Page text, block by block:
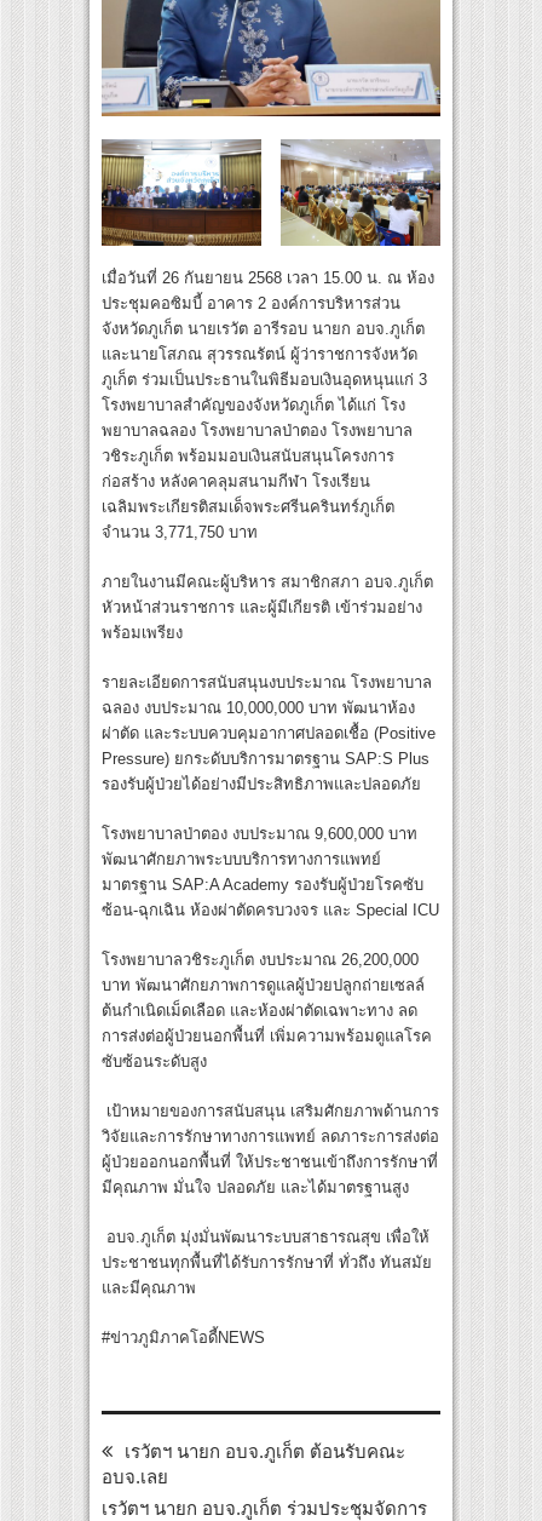
เมื่อวันที่ 26 กันยายน 2568 เวลา 15.00 น. ณ ห้อง
ประชุมคอซิมบี้ อาคาร 2 องค์การบริหารส่วน
จังหวัดภูเก็ต นายเรวัต อารีรอบ นายก อบจ.ภูเก็ต
และนายโสภณ สุวรรณรัตน์ ผู้ว่าราชการจังหวัด
ภูเก็ต ร่วมเป็นประธานในพิธีมอบเงินอุดหนุนแก่ 3
โรงพยาบาลสำคัญของจังหวัดภูเก็ต ได้แก่ โรง
พยาบาลฉลอง โรงพยาบาลป่าตอง โรงพยาบาล
วชิระภูเก็ต พร้อมมอบเงินสนับสนุนโครงการ
ก่อสร้าง หลังคาคลุมสนามกีฬา โรงเรียน
เฉลิมพระเกียรติสมเด็จพระศรีนครินทร์ภูเก็ต
จำนวน 3,771,750 บาท
ภายในงานมีคณะผู้บริหาร สมาชิกสภา อบจ.ภูเก็ต
หัวหน้าส่วนราชการ และผู้มีเกียรติ เข้าร่วมอย่าง
พร้อมเพรียง
รายละเอียดการสนับสนุนงบประมาณ โรงพยาบาล
ฉลอง งบประมาณ 10,000,000 บาท พัฒนาห้อง
ผ่าตัด และระบบควบคุมอากาศปลอดเชื้อ (Positive
Pressure) ยกระดับบริการมาตรฐาน SAP:S Plus
รองรับผู้ป่วยได้อย่างมีประสิทธิภาพและปลอดภัย
โรงพยาบาลป่าตอง งบประมาณ 9,600,000 บาท
พัฒนาศักยภาพระบบบริการทางการแพทย์
มาตรฐาน SAP:A Academy รองรับผู้ป่วยโรคซับ
ซ้อน-ฉุกเฉิน ห้องผ่าตัดครบวงจร และ Special ICU
โรงพยาบาลวชิระภูเก็ต งบประมาณ 26,200,000
บาท พัฒนาศักยภาพการดูแลผู้ป่วยปลูกถ่ายเซลล์
ต้นกำเนิดเม็ดเลือด และห้องผ่าตัดเฉพาะทาง ลด
การส่งต่อผู้ป่วยนอกพื้นที่ เพิ่มความพร้อมดูแลโรค
ซับซ้อนระดับสูง
เป้าหมายของการสนับสนุน เสริมศักยภาพด้านการ
วิจัยและการรักษาทางการแพทย์ ลดภาระการส่งต่อ
ผู้ป่วยออกนอกพื้นที่ ให้ประชาชนเข้าถึงการรักษาที่
มีคุณภาพ มั่นใจ ปลอดภัย และได้มาตรฐานสูง
อบจ.ภูเก็ต มุ่งมั่นพัฒนาระบบสาธารณสุข เพื่อให้
ประชาชนทุกพื้นที่ได้รับการรักษาที่ ทั่วถึง ทันสมัย
และมีคุณภาพ
#ข่าวภูมิภาคโอดี้NEWS
เรวัตฯ นายก อบจ.ภูเก็ต ต้อนรับคณะ
อบจ.เลย
เรวัตฯ นายก อบจ.ภูเก็ต ร่วมประชุมจัดการ